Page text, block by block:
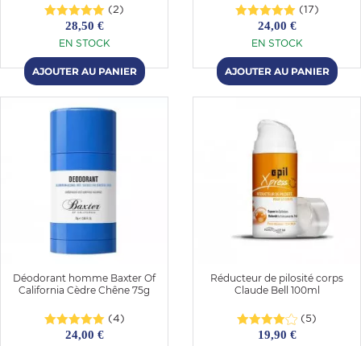
(2)
28,50 €
EN STOCK
(17)
24,00 €
EN STOCK
Déodorant homme Baxter Of
California Cèdre Chêne 75g
(4)
24,00 €
Réducteur de pilosité corps
Claude Bell 100ml
(5)
19,90 €